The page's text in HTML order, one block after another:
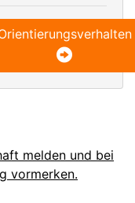
melden und bei
vormerken.